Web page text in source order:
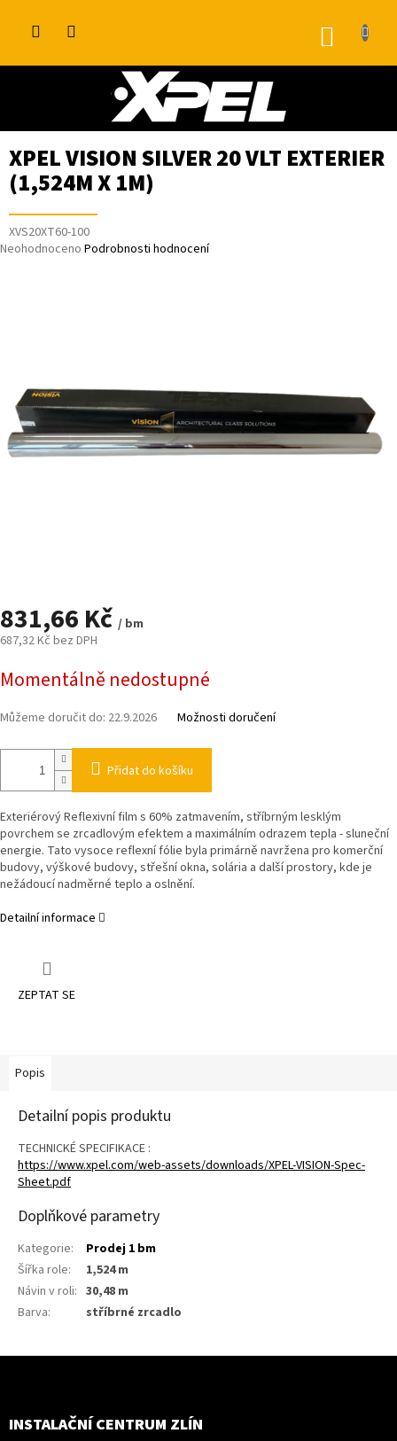
XPEL VISION SILVER 20 VLT EXTERIER
(1,524M X 1M)
XVS20XT60-100
Průměrné
Neohodnoceno Podrobnosti hodnocení
831,66 Kč / bm
687,32 Kč bez DPH
cena:
Momentálně nedostupné
Můžeme doručit do: 22.9.2026 Možnosti doručení
Přidat do košíku
Exteriérový Reflexivní film s 60% zatmavením, stříbrným lesklým
povrchem se zrcadlovým efektem a maximálním odrazem tepla - sluneční
energie. Tato vysoce reflexní fólie byla primárně navržena pro komerční
budovy, výškové budovy, střešní okna, solária a další prostory, kde je
nežádoucí nadměrné teplo a oslnění.
Detailní informace
ZEPTAT SE
Popis
Detailní popis produktu
TECHNICKÉ SPECIFIKACE :
https://www.xpel.com/web-assets/downloads/XPEL-VISION-Spec-
Sheet.pdf
Doplňkové parametry
Kategorie:
Prodej 1 bm
Šířka role:
1,524 m
Návin v roli: 30,48 m
Barva: stříbrné zrcadlo
Z
INSTALAČNÍ CENTRUM ZLÍN